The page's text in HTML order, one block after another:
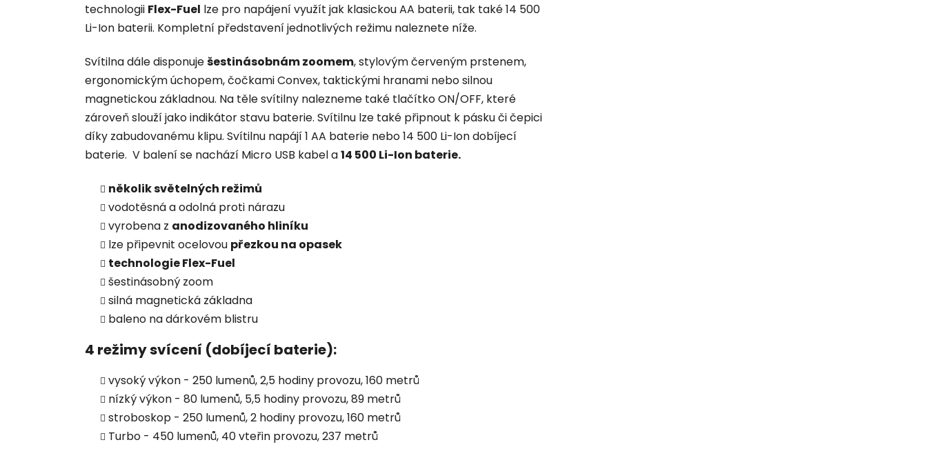
technologii Flex-Fuel lze pro napájení využít jak klasickou AA baterii, tak také 14 500
Li-Ion baterii. Kompletní představení jednotlivých režimu naleznete níže.
Svítilna dále disponuješestinásobnám zoomem, stylovým červeným prstenem,
ergonomickým úchopem, čočkami Convex, taktickými hranami nebo silnou
magnetickou základnou. Na těle svítilny nalezneme také tlačítko ON/OFF, které
zároveň slouží jako indikátor stavu baterie. Svítilnu lze také připnout k pásku či čepici
díky zabudovanému klipu. Svítilnu napájí 1 AA baterie nebo 14 500 Li-Ion dobíjecí
baterie. V balení se nachází Micro USB kabel a14 500 Li-Ion baterie.
několik světelných režimů
vodotěsná a odolná proti nárazu
vyrobena z anodizovaného hliníku
lze připevnit ocelovou přezkou na opasek
technologie Flex-Fuel
šestinásobný zoom
silná magnetická základna
baleno na dárkovém blistru
4 režimy svícení (dobíjecí baterie):
vysoký výkon - 250 lumenů, 2,5 hodiny provozu, 160 metrů
nízký výkon - 80 lumenů, 5,5 hodiny provozu, 89 metrů
stroboskop - 250 lumenů, 2 hodiny provozu, 160 metrů
Turbo - 450 lumenů, 40 vteřin provozu, 237 metrů